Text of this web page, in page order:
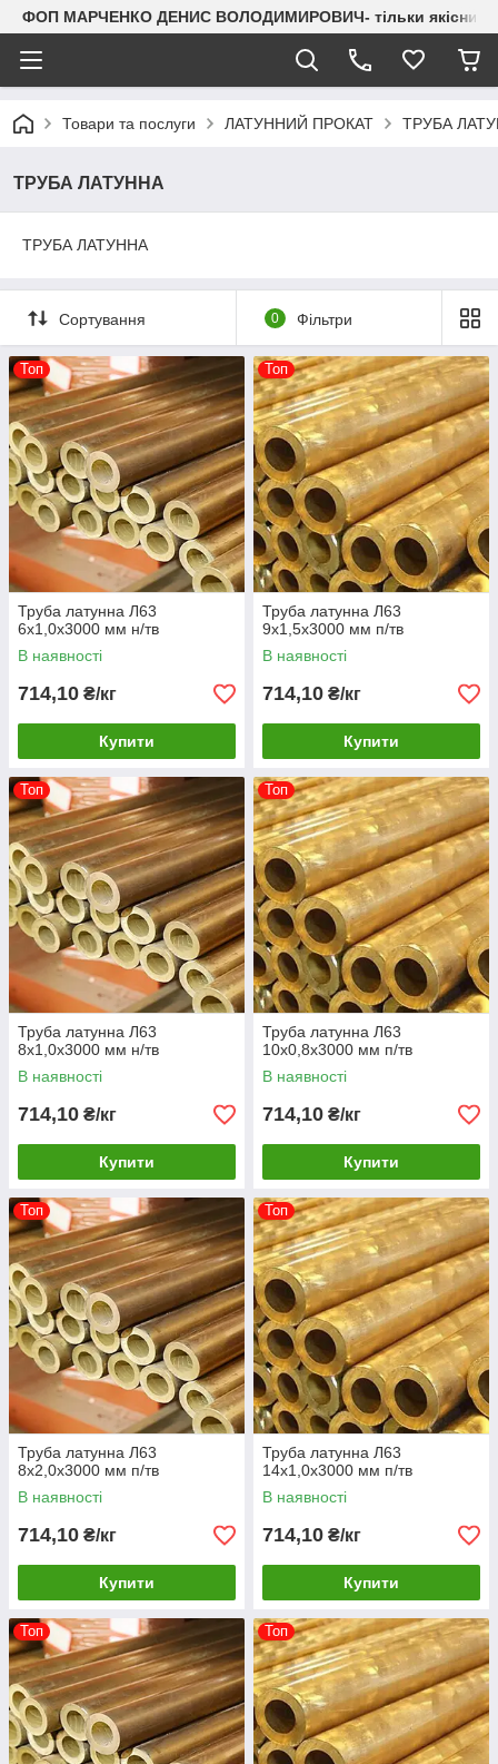
ФОП МАРЧЕНКО ДЕНИС ВОЛОДИМИРОВИЧ- тільки якісний
Товари та послуги ЛАТУННИЙ ПРОКАТ ТРУБА
ТРУБА ЛАТУННА
ТРУБА ЛАТУННА
Сортування 0 Фільтри
Топ
Труба латунна Л63
6х1,0х3000 мм н/тв
В наявності
714,10 ₴/кг
Купити
Топ
Труба латунна Л63
9х1,5х3000 мм п/тв
В наявності
714,10 ₴/кг
Купити
Топ
Труба латунна Л63
8х1,0х3000 мм н/тв
В наявності
714,10 ₴/кг
Купити
Топ
Труба латунна Л63
10х0,8х3000 мм п/тв
В наявності
714,10 ₴/кг
Купити
Топ
Труба латунна Л63
8х2,0х3000 мм п/тв
В наявності
714,10 ₴/кг
Купити
Топ
Труба латунна Л63
14х1,0х3000 мм п/тв
В наявності
714,10 ₴/кг
Купити
Топ Топ